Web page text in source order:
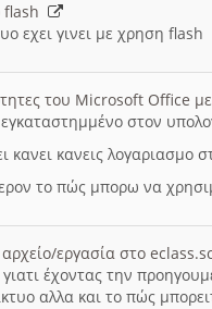
flash
εχει γινει με χρηση flash
του Microsoft Office
στον
κανει κανεις λογαριασμο
το πώς μπορω να
εργασία στο
έχοντας την
αλλα και το πώς